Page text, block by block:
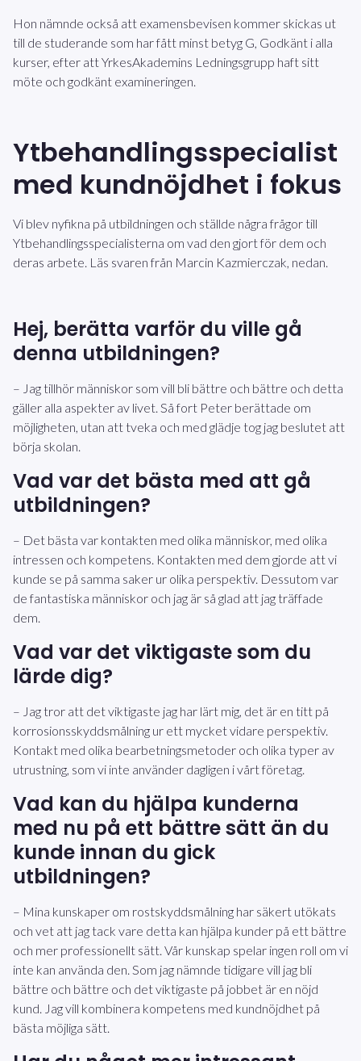
Hon nämnde också att examensbevisen kommer skickas ut
till de studerande som har fått minst betyg G, Godkänt i alla
kurser, efter att YrkesAkademins Ledningsgrupp haft sitt
möte och godkänt examineringen.
Ytbehandlingsspecialist
med kundnöjdhet i fokus
Vi blev nyfikna på utbildningen och ställde några frågor till
Ytbehandlingsspecialisterna om vad den gjort för dem och
deras arbete. Läs svaren från Marcin Kazmierczak, nedan.
Hej, berätta varför du ville gå
denna utbildningen?
– Jag tillhör människor som vill bli bättre och bättre och detta
gäller alla aspekter av livet. Så fort Peter berättade om
möjligheten, utan att tveka och med glädje tog jag beslutet att
börja skolan.
Vad var det bästa med att gå
utbildningen?
– Det bästa var kontakten med olika människor, med olika
intressen och kompetens. Kontakten med dem gjorde att vi
kunde se på samma saker ur olika perspektiv. Dessutom var
de fantastiska människor och jag är så glad att jag träffade
dem.
Vad var det viktigaste som du
lärde dig?
– Jag tror att det viktigaste jag har lärt mig, det är en titt på
korrosionsskyddsmålning ur ett mycket vidare perspektiv.
Kontakt med olika bearbetningsmetoder och olika typer av
utrustning, som vi inte använder dagligen i vårt företag.
Vad kan du hjälpa kunderna
med nu på ett bättre sätt än du
kunde innan du gick
utbildningen?
– Mina kunskaper om rostskyddsmålning har säkert utökats
och vet att jag tack vare detta kan hjälpa kunder på ett bättre
och mer professionellt sätt. Vår kunskap spelar ingen roll om vi
inte kan använda den. Som jag nämnde tidigare vill jag bli
bättre och bättre och det viktigaste på jobbet är en nöjd
kund. Jag vill kombinera kompetens med kundnöjdhet på
bästa möjliga sätt.